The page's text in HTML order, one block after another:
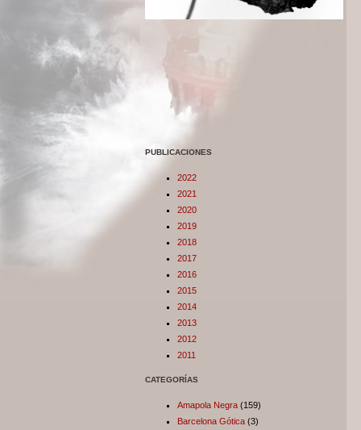
PUBLICACIONES
2022
2021
2020
2019
2018
2017
2016
2015
2014
2013
2012
2011
CATEGORÍAS
Amapola Negra (159)
Barcelona Gótica (3)